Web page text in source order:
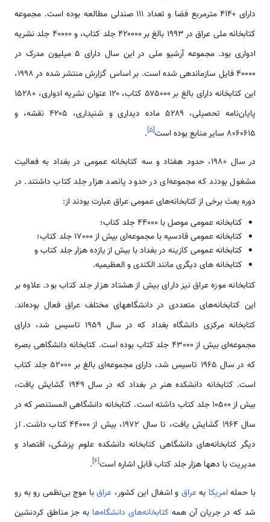
دارای ۴۱۴۰ مترمربع فضا و تعداد ۱۱۱ صندلی مطالعه بوده است. مجموعه
کتابخانه ملی عراق در ۱۹۹۳ بالغ بر ۴۲۰۰۰۰ جلد کتاب، و ۴۰۰۰۰ جلد نشریه
ادواری بود. مجموعه آرشیو ملی در این سال دارای ۵ میلیون مدرک در
۴۰۰۰۰ فایل سازماندهی شده است. بر اساس گزارش منتشر شده در ۱۹۹۸،
این کتابخانه دارای بالغ بر ۵۷۵۰۰۰ کتاب، ۱۲۰ عنوان نشریه ادواری، ۱۵۲۸۰
پایان‌نامه تحصیلی، ۵۲۸۹ ماده دیداری و شنیداری، ۴۲۰۵ نقشه، و
۸۰۶۰۶۱۵ سایر منابع بوده است
[۵]
.
در سال 1980، حدود هفتاد و سه کتابخانه عمومی در بغداد به فعالیت
مشغول بودند که مجموعه‌ای در حدود پانصد هزار جلد کتاب داشتند. در
دوره بعث برخی از کتابخانه‌های عمومی عراق عبارت بودند از:
کتابخانه عمومی موصل با 44000 جلد کتاب؛
کتابخانه عمومی قادسیه با مجموعه‌ای بیش از 17000 جلد کتاب؛
کتابخانه عمومی کازینه در بغداد با بیش از یازده هزار جلد کتاب و
کتابخانه های دیگری مانند الکندی و العظیمیه.
کتابخانه موزه عراق نیز دارای بیش از هشتاد هزار جلد کتاب بود. علاوه بر
این کتابخانه‌های متعددی در دانشگاههای مختلف عراق فعال بوده‌اند.
کتابخانه مرکزی دانشگاه بغداد که در سال 1959 تاسیس شد، دارای
مجموعه‌ای بیش از 43000 جلد کتاب بوده است. کتابخانه دانشگاهی بصره
که در سال 1965 تاسیس شد، دارای مجموعه‌ای بالغ بر 52000 جلد کتاب
است. کتابخانه دانشکده هنر در بغداد که در سال 1949 گشایش یافت،
بیش از 10500 جلد کتاب داشته است. کتابخانه دانشگاهی المستنصر که در
سال 1964 گشایش یافت، تا سال 1972، بیش از 44000 کتاب داشت. از
دیگر کتابخانه‌های دانشگاهی کتابخانه دانشکده علوم پزشکی، اقتصاد و
مدیریت با دهها هزار جلد کتاب قابل اشاره است[۶]
.
با حملهامریکا بهعراق و اشغال این کشور، عراقبا موج بی‌نظمی رو به رو
شد که در جریان آن همه کتابخانه‌های دانشگاه‌ها به جز مناطق کردنشین